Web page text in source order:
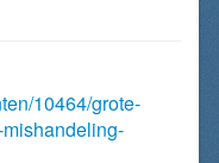
10464/grote-